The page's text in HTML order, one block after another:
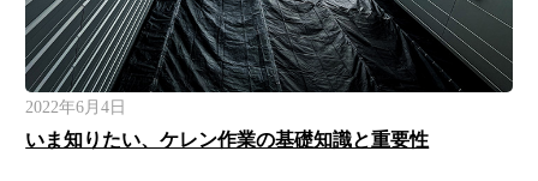
2022年6月4日
いま知りたい、ケレン作業の基礎知識と重要性